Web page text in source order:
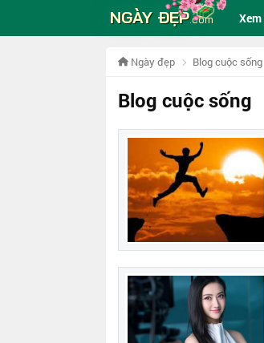
NGÀY ĐẸP.com
Ngày đẹp Blog cuộc sống
Blog cuộc sống